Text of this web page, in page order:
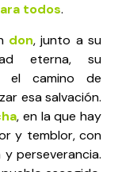
todos.
don, junto a su
eterna, su
el camino de
esa salvación.
, en la que hay
y temblor, con
perseverancia.